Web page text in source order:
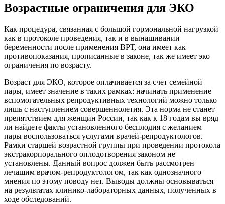
Возрастные ограничения для ЭКО
Как процедура, связанная с большой гормональной нагрузкой
как в протоколе проведения, так и в вынашивании
беременности после применения ВРТ, она имеет как
противопоказания, прописанные в законе, так же имеет эко
ограничения по возрасту.
Возраст для ЭКО, которое оплачивается за счет семейной
пары, имеет значение в таких рамках: начинать применение
вспомогательных репродуктивных технологий можно только
лишь с наступлением совершеннолетия. Эта норма не станет
препятствием для женщин России, так как к 18 годам вы вряд
ли найдете факты установленного бесплодия с желанием
пары воспользоваться услугами врачей-репродуктологов.
Рамки старшей возрастной группы при проведении протокола
экстракорпорального оплодотворения законом не
установлены. Данный вопрос должен быть рассмотрен
лечащим врачом-репродуктологом, так как однозначного
мнения по этому поводу нет. Выводы должны основываться
на результатах клинико-лабораторных данных, полученных в
ходе обследований.